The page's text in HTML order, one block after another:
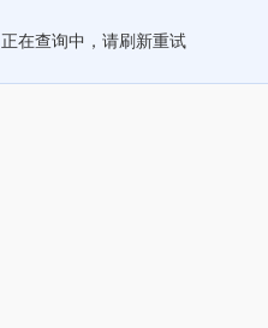
正在查询中，请刷新重试